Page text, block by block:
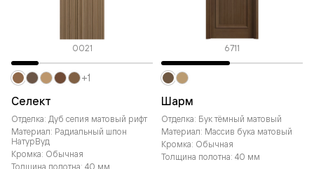
0021
Селект
Отделка: Дуб сепия матовый рифт
Материал: Радиальный шпон
НатурВуд
Кромка: Обычная
Толщина полотна: 40 мм
+1
6711
Шарм
Отделка: Бук тёмный матовый
Материал: Массив бука матовый
Кромка: Обычная
Толщина полотна: 40 мм